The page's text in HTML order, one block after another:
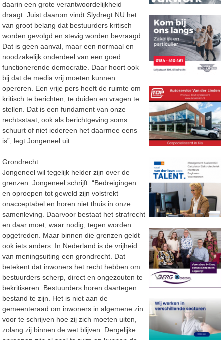
daarin een grote verantwoordelijkheid
draagt. Juist daarom vindt Slydregt.NU het
van groot belang dat bestuurders kritisch
worden gevolgd en stevig worden bevraagd.
Dat is geen aanval, maar een normaal en
noodzakelijk onderdeel van een goed
functionerende democratie. Daar hoort ook
bij dat de media vrij moeten kunnen
opereren. Een vrije pers heeft de ruimte om
kritisch te berichten, te duiden en vragen te
stellen. Dat is een fundament van onze
rechtsstaat, ook als berichtgeving soms
schuurt of niet iedereen het daarmee eens
is”, legt Jongeneel uit.
Grondrecht
Jongeneel wil tegelijk helder zijn over de
grenzen. Jongeneel schrijft: “Bedreigingen
en oproepen tot geweld zijn volstrekt
onacceptabel en horen niet thuis in onze
samenleving. Daarvoor bestaat het strafrecht
en daar moet, waar nodig, tegen worden
opgetreden. Maar binnen die grenzen geldt
ook iets anders. In Nederland is de vrijheid
van meningsuiting een grondrecht. Dat
betekent dat inwoners het recht hebben om
bestuurders scherp, direct en ongezouten te
bekritiseren. Bestuurders horen daartegen
bestand te zijn. Het is niet aan de
gemeenteraad om inwoners in algemene zin
voor te schrijven hoe zij zich moeten uiten,
zolang zij binnen de wet blijven. Dergelijke